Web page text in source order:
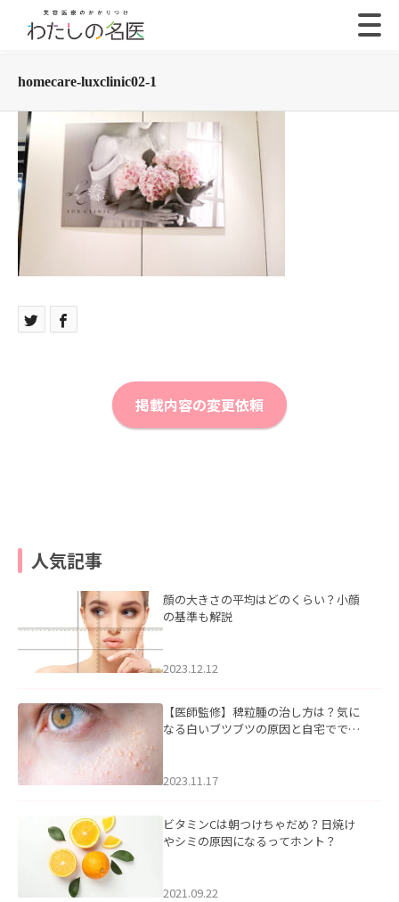
homecare-luxclinic02-1
掲載内容の変更依頼
人気記事
顔の大きさの平均はどのくらい？小顔
の基準も解説
2023.12.12
【医師監修】稗粒腫の治し方は？気に
なる白いブツブツの原因と自宅ででき
2023.11.17
ビタミンCは朝つけちゃだめ？日焼け
やシミの原因になるってホント？
2021.09.22